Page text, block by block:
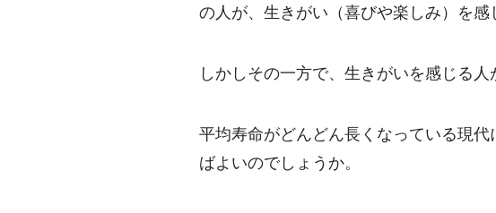
の人が、生きがい（喜びや楽しみ）を感
しかしその一方で、生きがいを感じる
平均寿命がどんどん長くなっている現
ばよいのでしょうか。